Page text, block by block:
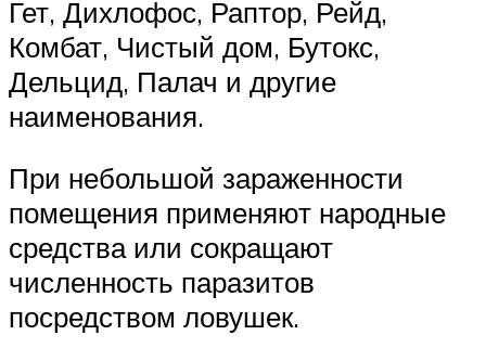
Гет, Дихлофос, Раптор, Рейд,
Комбат, Чистый дом, Бутокс,
Дельцид, Палач и другие
наименования.
При небольшой зараженности
помещения применяют народные
средства или сокращают
численность паразитов
посредством ловушек.